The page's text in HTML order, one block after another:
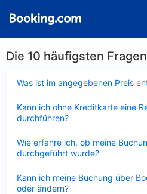
Die 10 häufigsten Fragen
Was ist im angegebenen Preis
Kann ich ohne Kreditkarte eine
durchführen?
Wie erfahre ich, ob meine
durchgeführt wurde?
Kann ich meine Buchung über
oder ändern?